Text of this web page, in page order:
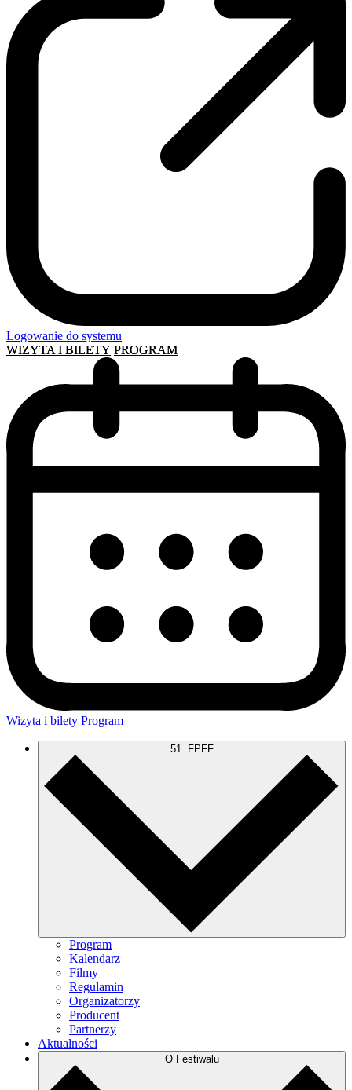
Logowanie do systemu
WIZYTA I BILETY PROGRAM
Wizyta i bilety Program
51. FPFF
Program
Kalendarz
Filmy
Regulamin
Organizatorzy
Producent
Partnerzy
Aktualności
O Festiwalu